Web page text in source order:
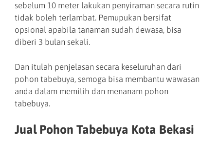
sebelum 10 meter lakukan penyiraman secara rutin
tidak boleh terlambat. Pemupukan bersifat
opsional apabila tanaman sudah dewasa, bisa
diberi 3 bulan sekali.
Dan itulah penjelasan secara keseluruhan dari
pohon tabebuya, semoga bisa membantu wawasan
anda dalam memilih dan menanam pohon
tabebuya.
Jual Pohon Tabebuya Kota Bekasi